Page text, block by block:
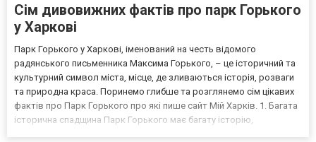
Сім дивовижних фактів про парк Горького
у Харкові
Парк Горького у Харкові, іменований на честь відомого
радянського письменника Максима Горького, – це історичний та
культурний символ міста, місце, де зливаються історія, розваги
та природна краса. Поринемо глибше та розглянемо сім цікавих
фактів про Парк Горького про які пише сайт Мій Харків. 1. Багата
історична спадщина Парк Горького має багату історію,